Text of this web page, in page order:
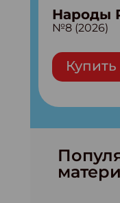
Народы
№8 (2026)
Купить